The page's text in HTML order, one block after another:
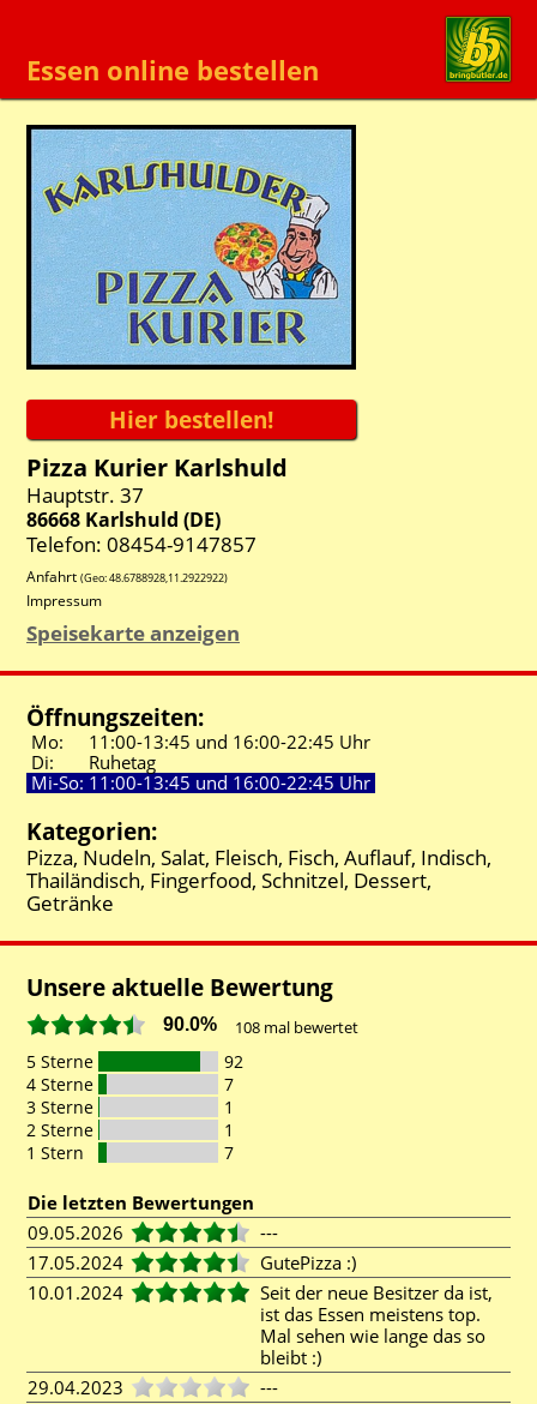
Essen online bestellen
Pizza Kurier Karlshuld
Hauptstr. 37
86668 Karlshuld (DE)
Telefon: 08454-9147857
Anfahrt (Geo:48.6788928,11.2922922)
Impressum
Speisekarte anzeigen
Öffnungszeiten:
Mo: 11:00-13:45 und 16:00-22:45 Uhr
Di:
Ruhetag
Mi-So: 11:00-13:45 und 16:00-22:45 Uhr
Kategorien:
Pizza, Nudeln, Salat, Fleisch, Fisch, Auflauf, Indisch,
Thailändisch, Fingerfood, Schnitzel, Dessert,
Getränke
Unsere aktuelle Bewertung
90.0% 108 mal bewertet
5 Sterne
92
4 Sterne
7
3 Sterne
1
2 Sterne
1
1 Stern
7
Die letzten Bewertungen
09.05.2026
---
17.05.2024
GutePizza :)
10.01.2024
Seit der neue Besitzer da ist,
ist das Essen meistens top.
Mal sehen wie lange das so
bleibt :)
29.04.2023
---